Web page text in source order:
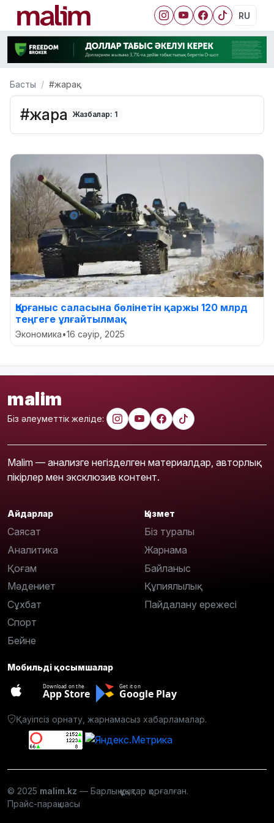
RU
Басты #жарақ
#жарақ Жазбалар: 1
Қорғаныс саласына бөлінетін қаржы 120 млрд
теңгеге ұлғайтылмақ
Экономика•16 сәуір, 2025
malim
Біз әлеуметтік желіде:
Malim — анализге негізделген материалдар, авторлық
пікірлер мен эксклюзив контент.
Айдарлар
Саясат
Аналитика
Қоғам
Мәдениет
Сұхбат
Спорт
Бейне
Қызмет
Біз туралы
Жарнама
Байланыс
Құпиялылық
Пайдалану ережесі
Мобильді қосымшалар
Download on the
App Store
Get it on
Google Play
Қауіпсіз орнату, жарнамасыз хабарламалар.
© 2025 malim.kz — Барлық құқықтар қорғалған.
Прайс-парақшасы